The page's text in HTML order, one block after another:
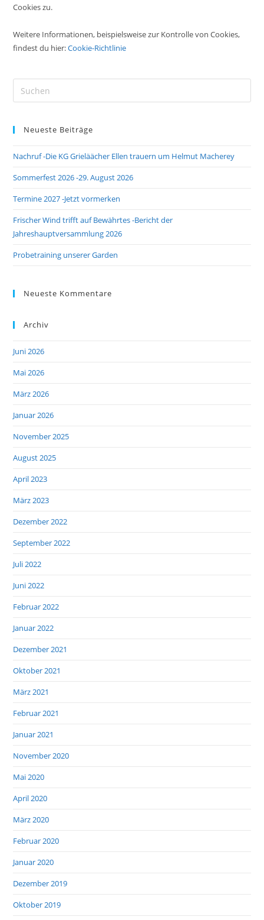
Cookies zu.
Weitere Informationen, beispielsweise zur Kontrolle von Cookies,
findest du hier:Cookie-Richtlinie
Neueste Beiträge
Nachruf -Die KG Grieläächer Ellen trauern um Helmut Macherey
Sommerfest 2026 -29. August 2026
Termine 2027 -Jetzt vormerken
Frischer Wind trifft auf Bewährtes -Bericht der
Jahreshauptversammlung 2026
Probetraining unserer Garden
Neueste Kommentare
Archiv
Juni 2026
Mai 2026
März 2026
Januar 2026
November 2025
August 2025
April 2023
März 2023
Dezember 2022
September 2022
Juli 2022
Juni 2022
Februar 2022
Januar 2022
Dezember 2021
Oktober 2021
März 2021
Februar 2021
Januar 2021
November 2020
Mai 2020
April 2020
März 2020
Februar 2020
Januar 2020
Dezember 2019
Oktober 2019